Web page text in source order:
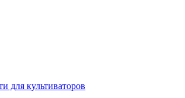
для культиваторов